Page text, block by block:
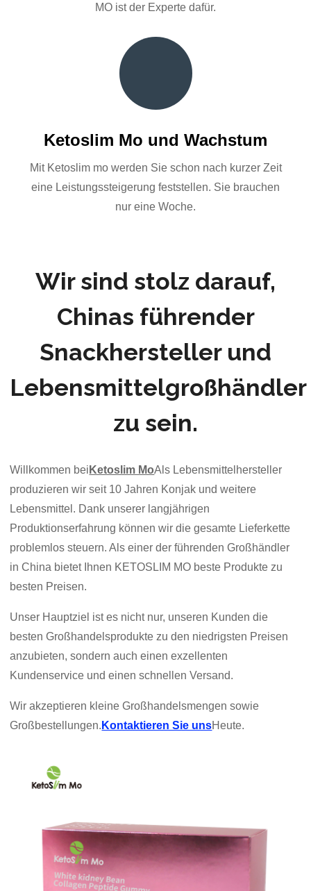
MO ist der Experte dafür.
Ketoslim Mo und Wachstum
Mit Ketoslim mo werden Sie schon nach kurzer Zeit
eine Leistungssteigerung feststellen. Sie brauchen
nur eine Woche.
Wir sind stolz darauf,
Chinas führender
Snackhersteller und
Lebensmittelgroßhändler
zu sein.
Willkommen bei Ketoslim MoAls Lebensmittelhersteller
produzieren wir seit 10 Jahren Konjak und weitere
Lebensmittel. Dank unserer langjährigen
Produktionserfahrung können wir die gesamte Lieferkette
problemlos steuern. Als einer der führenden Großhändler
in China bietet Ihnen KETOSLIM MO beste Produkte zu
besten Preisen.
Unser Hauptziel ist es nicht nur, unseren Kunden die
besten Großhandelsprodukte zu den niedrigsten Preisen
anzubieten, sondern auch einen exzellenten
Kundenservice und einen schnellen Versand.
Wir akzeptieren kleine Großhandelsmengen sowie
Großbestellungen. Kontaktieren Sie unsHeute.